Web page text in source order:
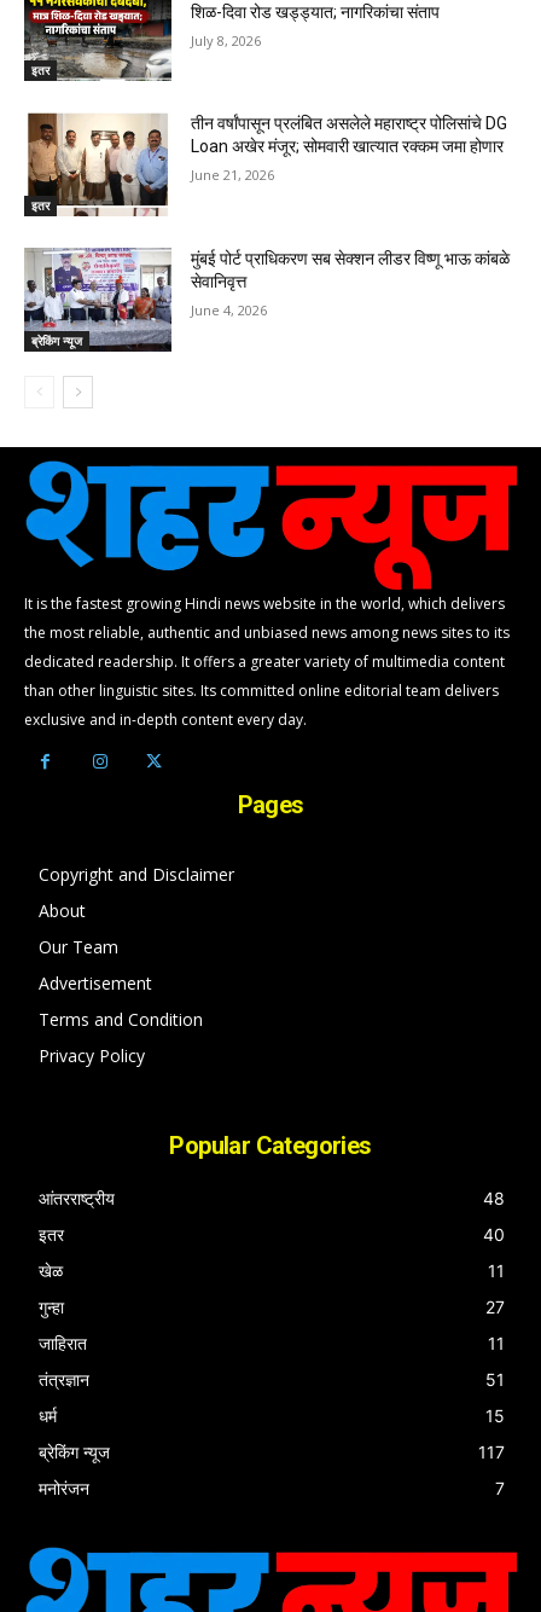
इतर
शिळ-दिवा रोड खड्ड्यात; नागरिकांचा संताप
July 8, 2026
इतर
तीन वर्षांपासून प्रलंबित असलेले महाराष्ट्र पोलिसांचे DG
Loan अखेर मंजूर; सोमवारी खात्यात रक्कम जमा होणार
June 21, 2026
ब्रेकिंग न्यूज
मुंबई पोर्ट प्राधिकरण सब सेक्शन लीडर विष्णू भाऊ कांबळे
सेवानिवृत्त
June 4, 2026
It is the fastest growing Hindi news website in the world, which delivers
the most reliable, authentic and unbiased news among news sites to its
dedicated readership. It offers a greater variety of multimedia content
than other linguistic sites. Its committed online editorial team delivers
exclusive and in-depth content every day.
Pages
Copyright and Disclaimer
About
Our Team
Advertisement
Terms and Condition
Privacy Policy
Popular Categories
आंतरराष्ट्रीय
48
इतर
40
खेळ
11
गुन्हा
27
जाहिरात
11
तंत्रज्ञान
51
धर्म
15
ब्रेकिंग न्यूज
117
मनोरंजन
7